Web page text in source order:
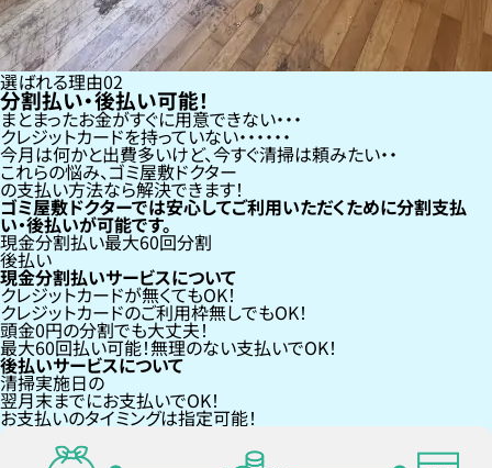
選ばれる理由02
分割払い・後払い可能！
まとまったお金がすぐに用意できない
クレジットカードを持っていない・・・
今月は何かと出費多いけど、今すぐ清掃は頼みたい
これらの悩み、ゴミ屋敷ドクター
の支払い方法なら解決できます！
ゴミ屋敷ドクターでは安心してご利用いただくために分割支払
い・後払いが可能です。
現金分割払い最大60回分割
後払い
現金分割払いサービスについて
クレジットカードが無くてもOK！
クレジットカードのご利用枠無しでもOK！
頭金0円の分割でも大丈夫！
最大60回払い可能！無理のない支払いでOK！
後払いサービスについて
清掃実施日の
翌月末までにお支払いでOK！
お支払いのタイミングは指定可能！